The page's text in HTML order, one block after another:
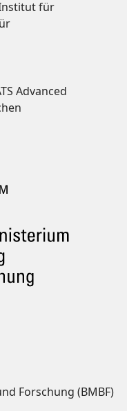
für
Advanced
Forschung (BMBF)